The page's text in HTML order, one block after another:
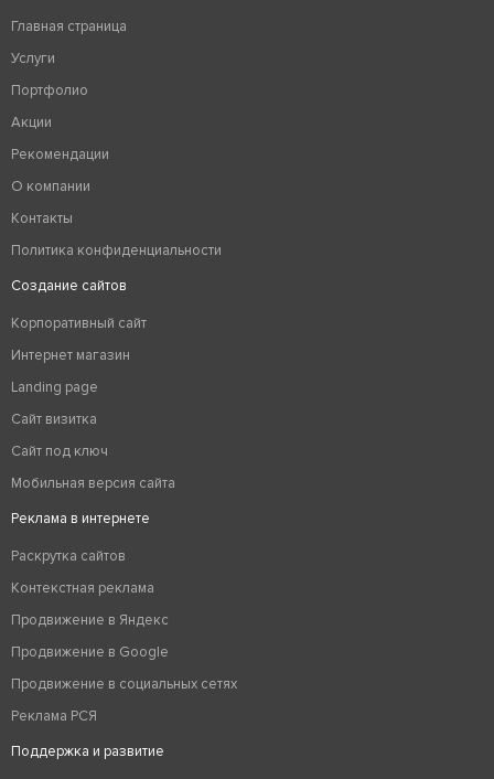
Главная страница
Услуги
Портфолио
Акции
Рекомендации
О компании
Контакты
Политика конфиденциальности
Создание сайтов
Корпоративный сайт
Интернет магазин
Landing page
Сайт визитка
Сайт под ключ
Мобильная версия сайта
Реклама в интернете
Раскрутка сайтов
Контекстная реклама
Продвижение в Яндекс
Продвижение в Google
Продвижение в социальных сетях
Реклама РСЯ
Поддержка и развитие